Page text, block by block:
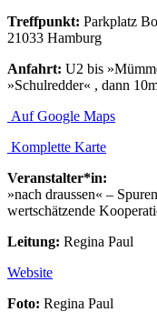
Treffpunkt: Parkplatz
21033 Hamburg
Anfahrt: U2 bis
»Schulredder« , dann
Auf Google Maps
Komplette Karte
Veranstalter*in:
»nach draussen« –
wertschätzende
Leitung: Regina Paul
Website
Foto: Regina Paul